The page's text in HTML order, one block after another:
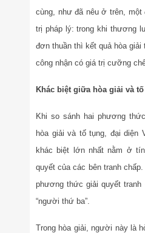
cùng, như đã nêu ở trên,
trị pháp lý: trong khi thương
đơn thuần thì kết quả hòa
công nhận có giá trị cưỡng
Khác biệt giữa hòa giải và
Khi so sánh hai phương
hòa giải và tố tụng, đại diện
khác biệt lớn nhất nằm ở
quyết của các bên tranh
phương thức giải quyết
“người thứ ba”.
Trong hòa giải, người này là